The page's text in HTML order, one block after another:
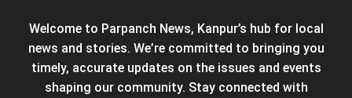
Welcome to Parpanch News, Kanpur’s hub for local
news and stories. We’re committed to bringing you
timely, accurate updates on the issues and events
shaping our community. Stay connected with